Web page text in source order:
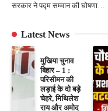
सरकार ने पद्म सम्मान की घोषणा…
Latest News
मुखिया चुनाव
बिहार – 1 :
परिसीमन की
लड़ाई के दो बड़े
चेहरे, मिथिलेश
राय और अमोद